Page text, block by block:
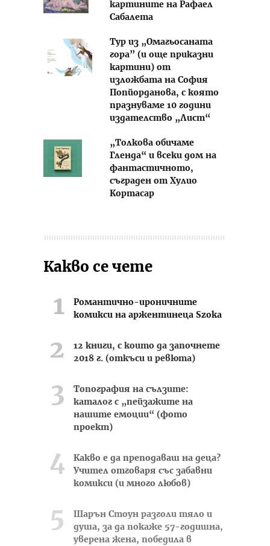
картините на Рафаел
Сабалета
Тур из „Омагьосаната
гора” (и още приказни
картини) от
изложбата на София
Попйорданова, с която
празнуваме 10 години
издателство „Лист“
„Толкова обичаме
Гленда“ и всеки дом на
фантастичното,
съграден от Хулио
Кортасар
Какво се чете
Романтично-ироничните
комикси на аржентинеца Szoka
12 книги, с които да започнете
2018 г. (откъси и ревюта)
Топография на сълзите:
каталог с „пейзажите на
нашите емоции“ (фото
проект)
Какво е да преподаваш на деца?
Учител отговаря със забавни
комикси (и много любов)
Шарън Стоун разголи тяло и
душа, за да покаже 57-годишна,
уверена жена, победила в